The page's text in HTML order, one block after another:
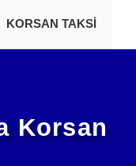
KORSAN TAKSI
Korsan